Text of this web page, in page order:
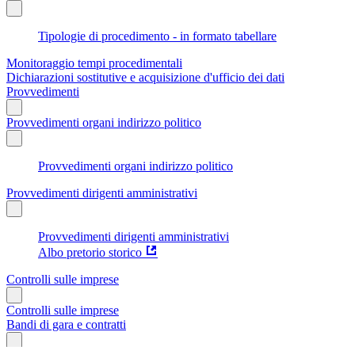
Tipologie di procedimento - in formato tabellare
Monitoraggio tempi procedimentali
Dichiarazioni sostitutive e acquisizione d'ufficio dei dati
Provvedimenti
Provvedimenti organi indirizzo politico
Provvedimenti organi indirizzo politico
Provvedimenti dirigenti amministrativi
Provvedimenti dirigenti amministrativi
Albo pretorio storico
Controlli sulle imprese
Controlli sulle imprese
Bandi di gara e contratti